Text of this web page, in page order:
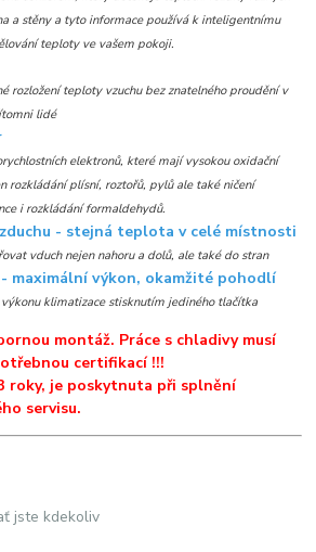
a stěny a tyto informace používá k inteligentnímu
teploty ve vašem pokoji.
rozložení teploty vzuchu bez znatelného proudění v
lidé
elektronů, které mají vysokou oxidační
rozkládání plísní, roztořů, pylů ale také ničení
i rozkládání formaldehydů.
- stejná teplota v celé místnosti
vduch nejen nahoru a dolů, ale také do stran
maximální výkon, okamžité pohodlí
klimatizace stisknutím jediného tlačítka
montáž. Práce s chladivy musí
certifikací !!!
roky, je poskytnuta při splnění
servisu.
jste kdekoliv